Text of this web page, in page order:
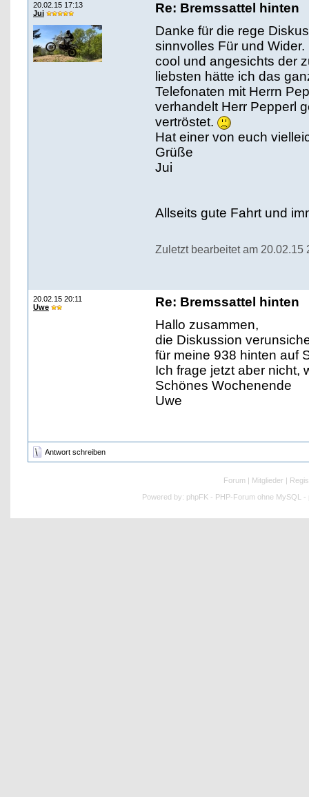
20.02.15 17:13
Jui
Re: Bremssattel hinten
Danke für die rege
sinnvolles Für und
cool und angesichts der
liebsten hätte ich das
Telefonaten mit Herrn
verhandelt Herr Pepperl
vertröstet.
Hat einer von euch
Grüße
Jui
Allseits gute Fahrt und
Zuletzt bearbeitet am 20.02.15
20.02.15 20:11
Uwe
Re: Bremssattel hinten
Hallo zusammen,
die Diskussion
für meine 938 hinten auf
Ich frage jetzt aber nicht,
Schönes Wochenende
Uwe
Antwort schreiben
Forum | Mitglieder |
Powered by: phpFK - PHP-Forum ohne MySQL -